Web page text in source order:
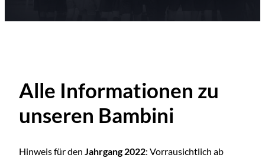
Alle Informationen zu
unseren Bambini
Hinweis für den Jahrgang 2022: Vorrausichtlich ab